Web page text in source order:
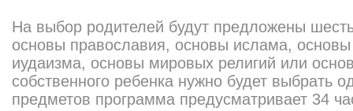
На выбор родителей будут предложены
основы православия, основы ислама,
иудаизма, основы мировых религий или
собственного ребенка нужно будет выбрать
предметов программа предусматривает 34